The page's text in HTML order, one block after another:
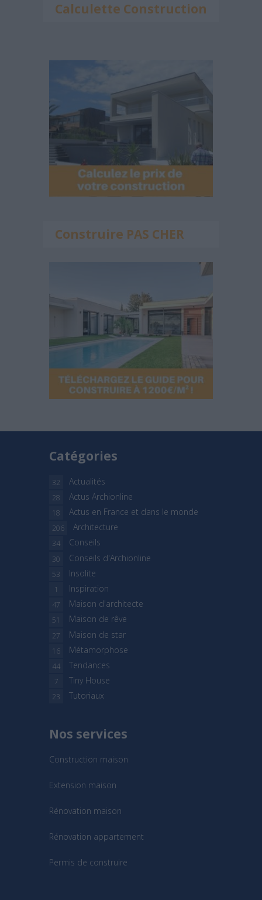
Calculette Construction
Construire PAS CHER
Catégories
Actualités
32
Actus Archionline
28
Actus en France et dans le monde
18
Architecture
206
Conseils
34
Conseils d'Archionline
30
Insolite
53
Inspiration
1
Maison d'architecte
47
Maison de rêve
51
Maison de star
27
Métamorphose
16
Tendances
44
Tiny House
7
Tutoriaux
23
Nos services
Construction maison
Extension maison
Rénovation maison
Rénovation appartement
Permis de construire